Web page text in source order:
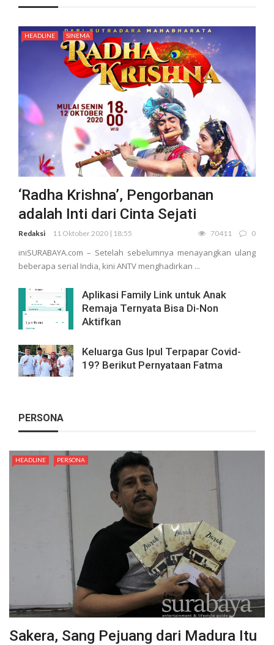
HEADLINE SINEMA
‘Radha Krishna’, Pengorbanan
adalah Inti dari Cinta Sejati
Redaksi 11 Oktober 2020 | 18:55 70411 0
iniSURABAYA.com – Setelah sebelumnya menayangkan ulang
beberapa serial India, kini ANTV menghadirkan ...
Aplikasi Family Link untuk Anak
Remaja Ternyata Bisa Di-Non
Aktifkan
Keluarga Gus Ipul Terpapar Covid-
19? Berikut Pernyataan Fatma
PERSONA
HEADLINE PERSONA
Sakera, Sang Pejuang dari Madura Itu